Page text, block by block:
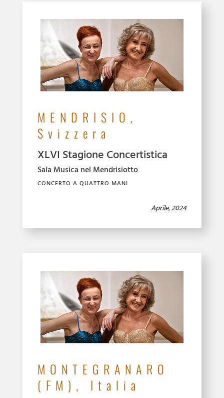
MENDRISIO,
Svizzera
XLVI Stagione Concertistica
Sala Musica nel Mendrisiotto
CONCERTO A QUATTRO MANI
Aprile, 2024
MONTEGRANARO
(FM), Italia